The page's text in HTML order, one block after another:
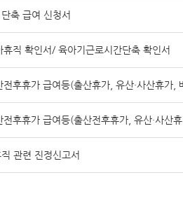
축 급여 신청서
직 확인서/ 육아기근로시간단축 확인서
후휴가 급여등(출산휴가, 유산·사산휴가,
후휴가 급여등(출산전후휴가, 유산·사산
관련 진정신고서